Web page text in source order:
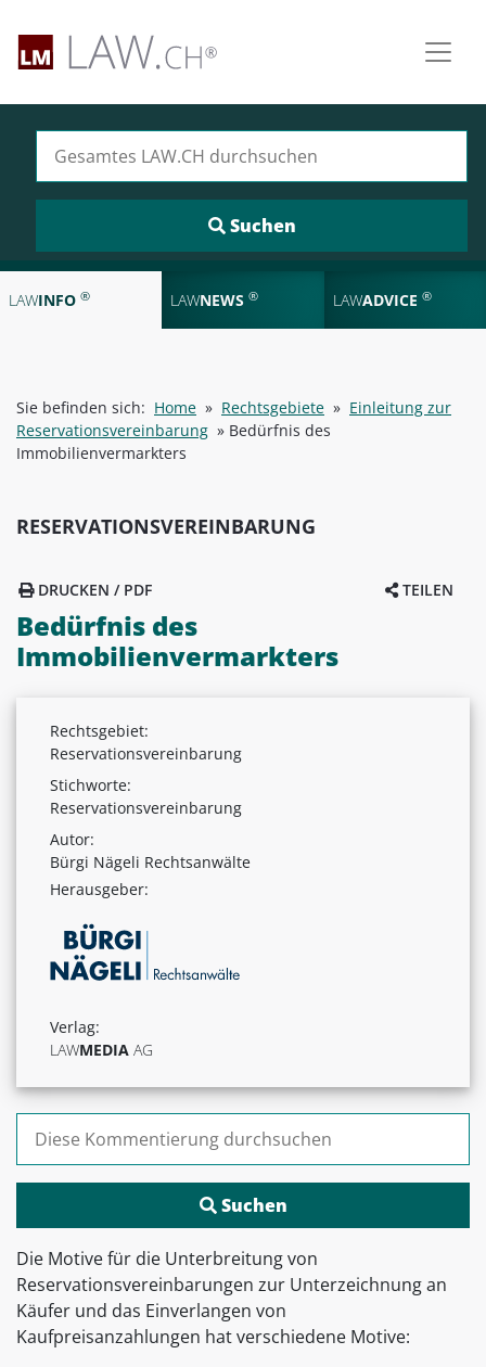
LAWINFO ® LAWNEWS ® LAWADVICE ®
Sie befinden sich: Home » Rechtsgebiete » Einleitung zur
Reservationsvereinbarung » Bedürfnis des
Immobilienvermarkters
RESERVATIONSVEREINBARUNG
TEILEN
DRUCKEN / PDF
Bedürfnis des
Immobilienvermarkters
Rechtsgebiet:
Reservationsvereinbarung
Stichworte:
Reservationsvereinbarung
Autor:
Bürgi Nägeli Rechtsanwälte
Herausgeber:
Verlag:
LAWMEDIA AG
Suchen nach:
Die Motive für die Unterbreitung von
Reservationsvereinbarungen zur Unterzeichnung an
Käufer und das Einverlangen von
Kaufpreisanzahlungen hat verschiedene Motive: